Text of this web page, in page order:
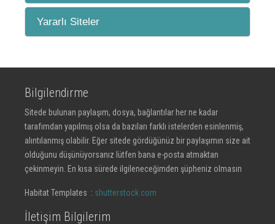
Yararlı Siteler
Bilgilendirme
Sitede bulunan paylaşım, dosya, bağlantılar her ne kadar
tarafımdan yapılmış olsa da bazıları farklı istelerden esinlenmiş,
alıntılanmış olabilir. Eğer sitede gördüğünüz bir paylaşımın size ait
olduğunu düşünüyorsanız lütfen bana e-posta atmaktan
çekinmeyin. En kısa sürede ilgileneceğimden şüpheniz olmasın
Habitat Templates : shutterstock.com
İletişim Bilgilerim